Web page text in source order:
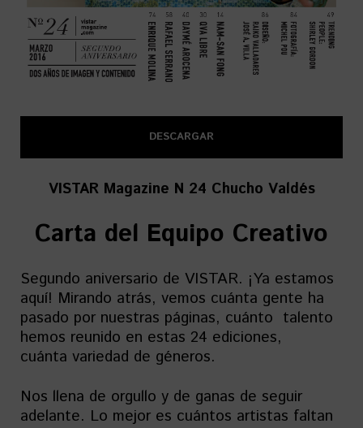
DESCARGAR
VISTAR Magazine N 24 Chucho Valdés
Carta del Equipo Creativo
Segundo aniversario de VISTAR. ¡Ya estamos
aquí! Mirando atrás, vemos cuánta gente ha
pasado por nuestras páginas, cuánto talento
hemos reunido en estas 24 ediciones,
cuánta variedad de géneros.
Nos llena de orgullo y de ganas de seguir
adelante. Lo mejor es cuántos artistas faltan